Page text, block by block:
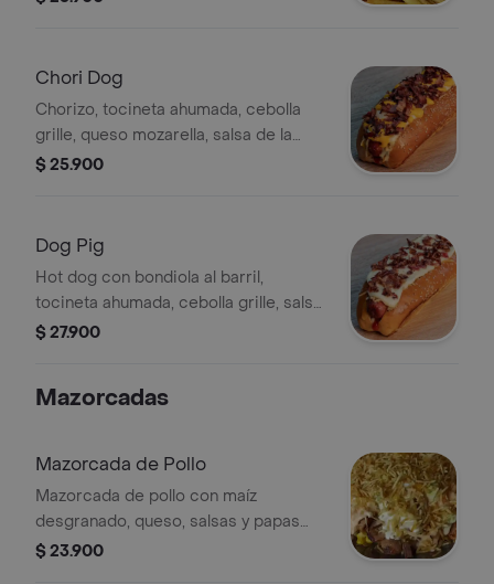
Chori Dog
Chorizo, tocineta ahumada, cebolla
grille, queso mozarella, salsa de la
casa. papas ala francesa y bebida a
$ 25.900
Dog Pig
Hot dog con bondiola al barril,
tocineta ahumada, cebolla grille, salsa
de la casa y papa a la francesa.
$ 27.900
Mazorcadas
Mazorcada de Pollo
Mazorcada de pollo con maíz
desgranado, queso, salsas y papas
fritas trituradas.
$ 23.900